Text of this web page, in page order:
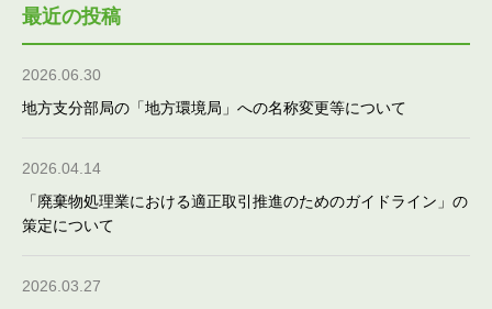
最近の投稿
2026.06.30
地方支分部局の「地方環境局」への名称変更等について
2026.04.14
「廃棄物処理業における適正取引推進のためのガイドライン」の
策定について
2026.03.27